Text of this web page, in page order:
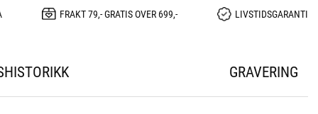
FRAKT 79,- GRATIS OVER 699,- LIVSTIDSGARANTI
GRAVERING